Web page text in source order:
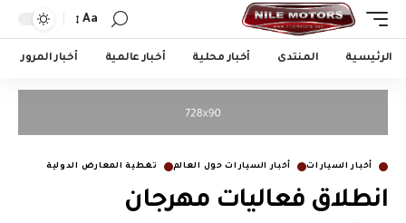
Aa
الرئيسية المنتدى أخبار محلية أخبار عالمية أخبار المرور
أخبار السيارات أخبار السيارات حول العالم تغطية المعارض الدولية
انطلاق فعاليات مهرجان